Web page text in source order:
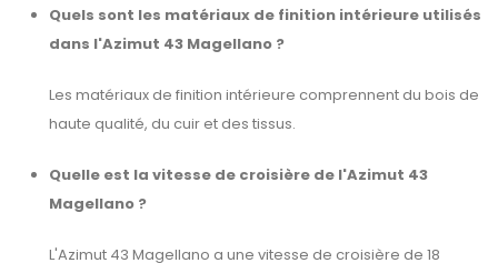
Quels sont les matériaux de finition intérieure utilisés
dans l'Azimut 43 Magellano ?
Les matériaux de finition intérieure comprennent du bois de
haute qualité, du cuir et des tissus.
Quelle est la vitesse de croisière de l'Azimut 43
Magellano ?
L'Azimut 43 Magellano a une vitesse de croisière de 18